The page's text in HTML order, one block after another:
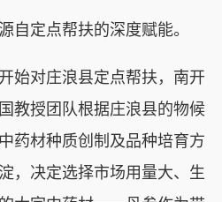
定点帮扶的深度赋能。
对庄浪县定点帮扶，南开
教授团队根据庄浪县的物候
药材种质创制及品种培育方
，决定选择市场用量大、生